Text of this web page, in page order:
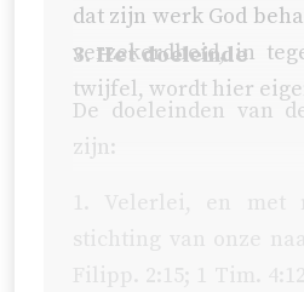
dat zijn werk God
verzekerdheid, in
twijfel, wordt hier
3. Het doeleinde
De doeleinden van
zijn: